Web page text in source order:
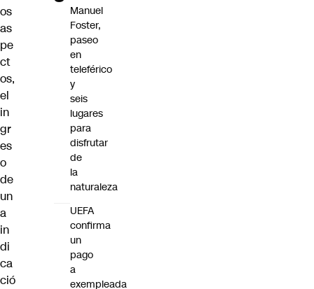
os
as
pe
ct
os,
el
in
gr
es
o
de
un
a
in
di
ca
ció
Manuel
Foster,
paseo
en
teleférico
y
seis
lugares
para
disfrutar
de
la
naturaleza
UEFA
confirma
un
pago
a
exempleada